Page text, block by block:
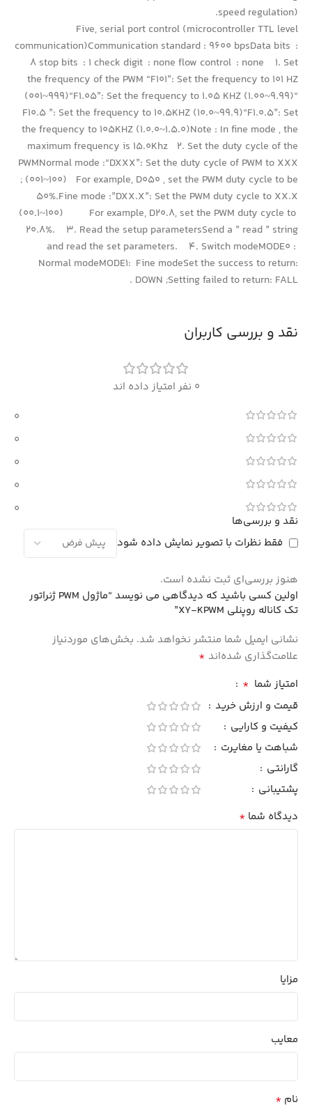
speed regulation).
Five, serial port control (microcontroller TTL level
communication)Communication standard : 9600 bpsData bits :
8 stop bits : 1 check digit : none flow control : none 1. Set
the frequency of the PWM “F101”: Set the frequency to 101 HZ
(001~999)“F1.05”: Set the frequency to 1.05 KHZ (1.00~9.99)“
F10.5 ”: Set the frequency to 10.5KHZ (10.0~99.9)“F1.0.5”: Set
the frequency to 105KHZ (1.0.0~1.5.0)Note : In fine mode , the
maximum frequency is 15.0Khz 2. Set the duty cycle of the
PWMNormal mode :“DXXX”: Set the duty cycle of PWM to XXX
; (001~100) For example, D050 , set the PWM duty cycle to be
50%.Fine mode :”DXX.X”: Set the PWM duty cycle to XX.X
(00.1~100) For example, D20.8, set the PWM duty cycle to
20.8%. 3. Read the setup parametersSend a ” read ” string
and read the set parameters. 4. Switch modeMODE0 :
Normal modeMODE1: Fine modeSet the success to return:
DOWN ;Setting failed to return: FALL .
نقد و بررسی کاربران
0 نفر امتیاز داده اند
0
0
0
0
0
نقد و بررسی‌ها
فقط نظرات با تصویر نمایش داده شود
هنوز بررسی‌ای ثبت نشده است.
اولین کسی باشید که دیدگاهی می نویسد “ماژول PWM ژنراتور
تک کاناله روپنلی XY-KPWM”
نشانی ایمیل شما منتشر نخواهد شد. بخش‌های موردنیاز
علامت‌گذاری شده‌اند *
امتیاز شما *
قیمت و ارزش خرید
کیفیت و کارایی
شباهت یا مغایرت
گارانتی
پشتیبانی
دیدگاه شما *
مزایا
معایب
نام *